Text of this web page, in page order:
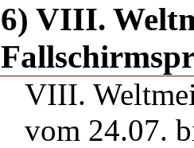
6) VIII.
VIII.
vom 24.07.